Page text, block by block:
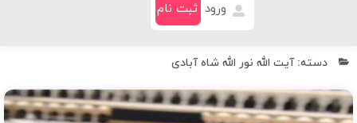
ورود ثبت نام
دسته: آیت الله نور الله شاه آبادی